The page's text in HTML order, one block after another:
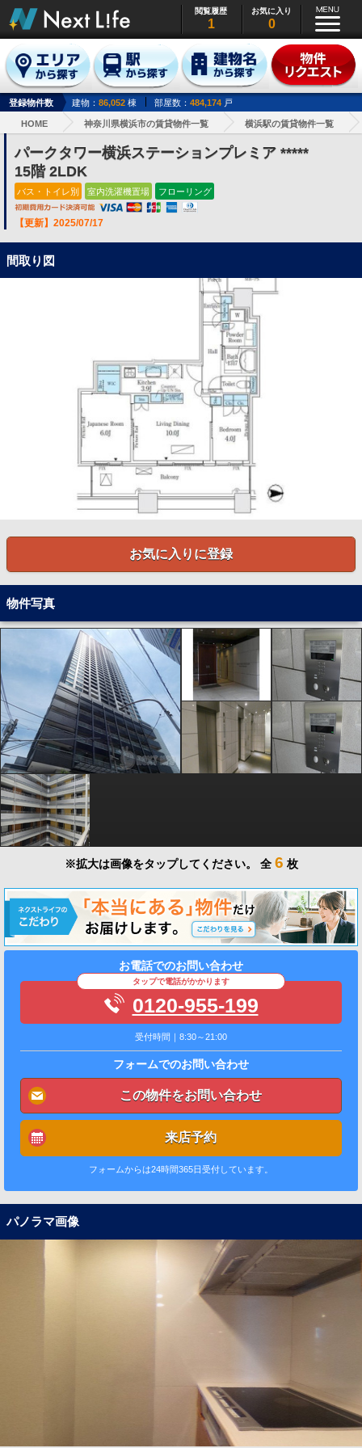
閲覧履歴
1
お気に入り
0
登録物件数 建物： 86,052 棟 部屋数： 484,174 戸
HOME 神奈川県横浜市の賃貸物件一覧 横浜駅の賃貸物件一覧
パークタワー横浜ステーションプレミア *****
15階 2LDK
バス・トイレ別 室内洗濯機置場 フローリング
【更新】2025/07/17
間取り図
お気に入りに登録
物件写真
※拡大は画像をタップしてください。 全 6 枚
お電話でのお問い合わせ
タップで電話がかかります
0120-955-199
受付時間｜8:30～21:00
フォームでのお問い合わせ
この物件をお問い合わせ
来店予約
フォームからは24時間365日受付しています。
パノラマ画像